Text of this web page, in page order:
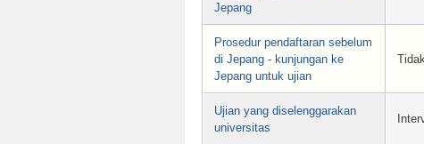
Jepang
Prosedur pendaftaran sebelum
di Jepang - kunjungan ke
Jepang untuk ujian
Ujian yang diselenggarakan
universitas